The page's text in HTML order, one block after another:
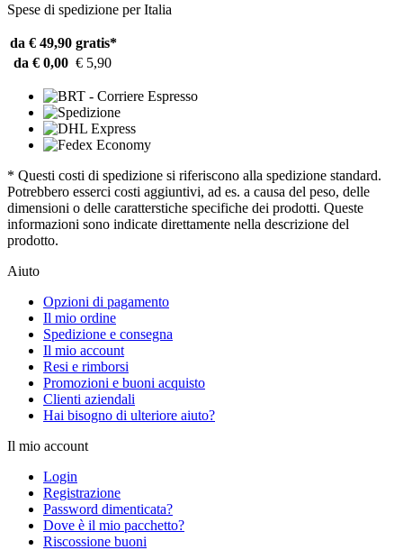
Spese di spedizione per Italia
da € 49,90 gratis*
da € 0,00 € 5,90
* Questi costi di spedizione si riferiscono alla spedizione standard.
Potrebbero esserci costi aggiuntivi, ad es. a causa del peso, delle
dimensioni o delle caratterstiche specifiche dei prodotti. Queste
informazioni sono indicate direttamente nella descrizione del
prodotto.
Aiuto
Opzioni di pagamento
Il mio ordine
Spedizione e consegna
Il mio account
Resi e rimborsi
Promozioni e buoni acquisto
Clienti aziendali
Hai bisogno di ulteriore aiuto?
Il mio account
Login
Registrazione
Password dimenticata?
Dove è il mio pacchetto?
Riscossione buoni